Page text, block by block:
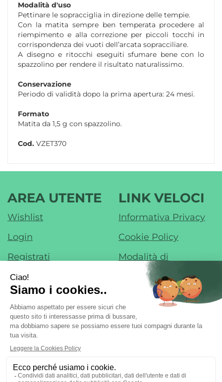
Modalità d'uso
Pettinare le sopracciglia in direzione delle tempie.
Con la matita sempre ben temperata procedere al
riempimento e alla correzione per piccoli tocchi in
corrispondenza dei vuoti dell’arcata sopracciliare.
A disegno e ritocchi eseguiti sfumare bene con lo
spazzolino per rendere il risultato naturalissimo.
Conservazione
Periodo di validità dopo la prima apertura: 24 mesi.
Formato
Matita da 1,5 g con spazzolino.
Cod. VZET370
AREA UTENTE
Wishlist
Login
Registrati
Contatti
Iscrizione alla
Newsletter
LINK VELOCI
Informativa Privacy
Cookie Policy
Modalità di
Pagamento
Modalità di
Spedizione e Ritiro
Condizioni di Vendita
Farmacia di Liscate sas - Dr. F. Nobile &